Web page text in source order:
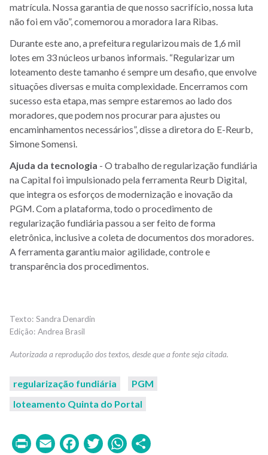
matrícula. Nossa garantia de que nosso sacrifício, nossa luta
não foi em vão”, comemorou a moradora Iara Ribas.
Durante este ano, a prefeitura regularizou mais de 1,6 mil
lotes em 33 núcleos urbanos informais. “Regularizar um
loteamento deste tamanho é sempre um desafio, que envolve
situações diversas e muita complexidade. Encerramos com
sucesso esta etapa, mas sempre estaremos ao lado dos
moradores, que podem nos procurar para ajustes ou
encaminhamentos necessários”, disse a diretora do E-Reurb,
Simone Somensi.
Ajuda da tecnologia - O trabalho de regularização fundiária
na Capital foi impulsionado pela ferramenta Reurb Digital,
que integra os esforços de modernização e inovação da
PGM. Com a plataforma, todo o procedimento de
regularização fundiária passou a ser feito de forma
eletrônica, inclusive a coleta de documentos dos moradores.
A ferramenta garantiu maior agilidade, controle e
transparência dos procedimentos.
Sandra Denardin
Andrea Brasil
regularização fundiária
PGM
loteamento Quinta do Portal
PrintEmailFacebook
TwitterWhatsApp